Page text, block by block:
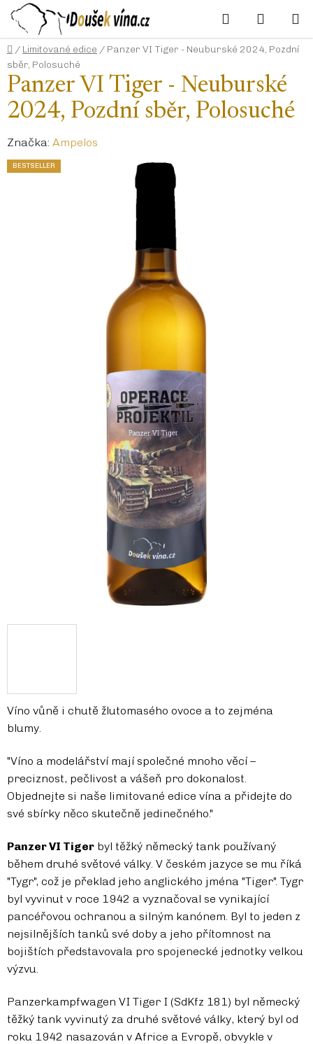
obsah
Hledat
KOŠÍK
Domů
/ Limitované edice / Panzer VI Tiger - Neuburské 2024, Pozdní
sběr, Polosuché
Víno vůně i chutě žlutomasého ovoce a to zejména
blumy.
"Víno a modelářství mají společné mnoho věcí –
preciznost, pečlivost a vášeň pro dokonalost.
Objednejte si naše limitované edice vína a přidejte do
své sbírky něco skutečně jedinečného."
Panzer VI Tiger byl těžký německý tank používaný
během druhé světové války. V českém jazyce se mu říká
"Tygr", což je překlad jeho anglického jména "Tiger". Tygr
byl vyvinut v roce 1942 a vyznačoval se vynikající
pancéřovou ochranou a silným kanónem. Byl to jeden z
nejsilnějších tanků své doby a jeho přítomnost na
bojištích představovala pro spojenecké jednotky velkou
výzvu.
Panzerkampfwagen VI Tiger I (SdKfz 181) byl německý
těžký tank vyvinutý za druhé světové války, který byl od
roku 1942 nasazován v Africe a Evropě, obvykle v
Panzer VI Tiger - Neuburské
2024, Pozdní sběr, Polosuché
Značka: Ampelos
BESTSELLER